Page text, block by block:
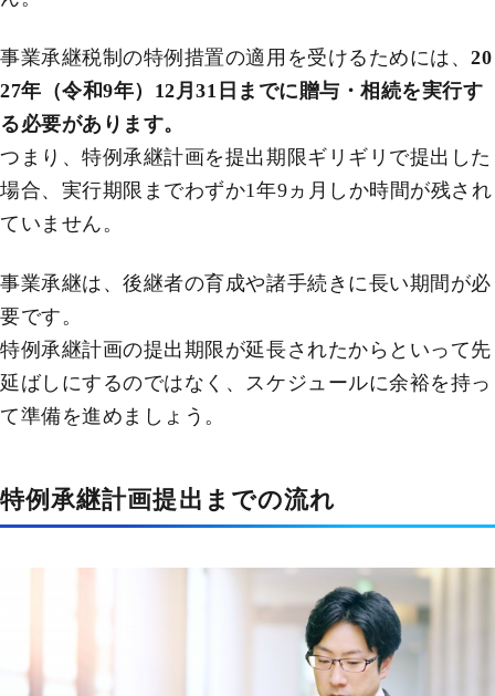
事業承継税制の特例措置の適用を受けるためには、20
27年（令和9年）12月31日までに贈与・相続を実行す
る必要があります。
つまり、特例承継計画を提出期限ギリギリで提出した
場合、実行期限までわずか1年9ヵ月しか時間が残され
ていません。
事業承継は、後継者の育成や諸手続きに長い期間が必
要です。
特例承継計画の提出期限が延長されたからといって先
延ばしにするのではなく、スケジュールに余裕を持っ
て準備を進めましょう。
特例承継計画提出までの流れ